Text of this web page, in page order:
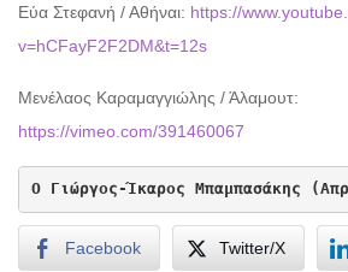
Εύα Στεφανή / Αθήναι: https://
v=hCFayF2F2DM&t=12s
Μενέλαος Καραμαγγιώλης / Άλαμουτ:
https://vimeo.com/391460067
Ο Γιώργος-Ίκαρος Μπαμπασάκης
Facebook Twitter/X